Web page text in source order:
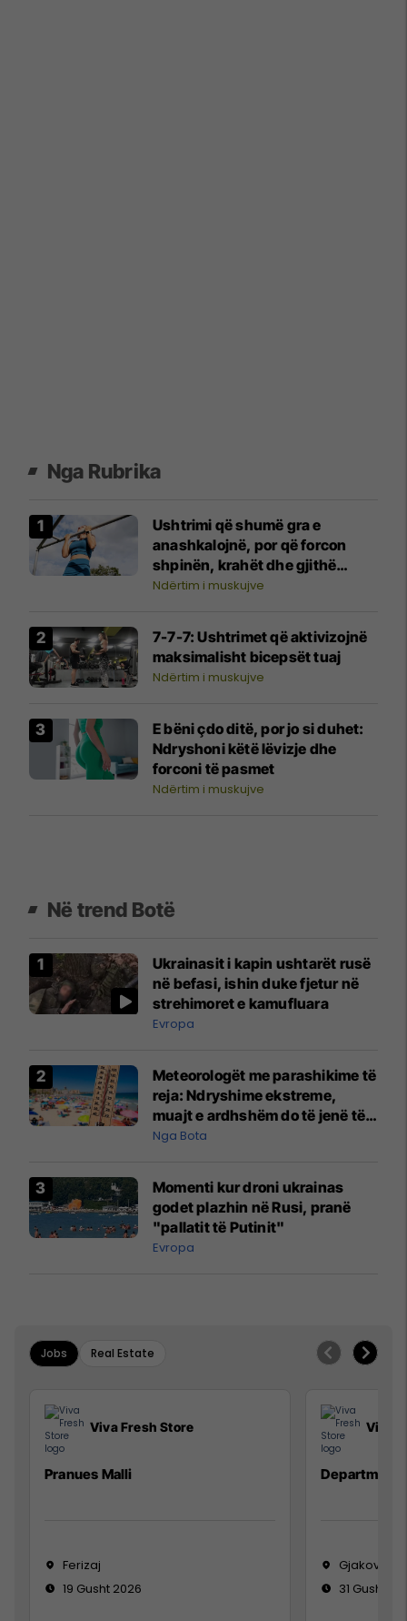
Nga Rubrika
Ushtrimi që shumë gra e
anashkalojnë, por që forcon
shpinën, krahët dhe gjithë
trupin
Ndërtim i muskujve
7-7-7: Ushtrimet që aktivizojnë
maksimalisht bicepsët tuaj
Ndërtim i muskujve
E bëni çdo ditë, por jo si duhet:
Ndryshoni këtë lëvizje dhe
forconi të pasmet
Ndërtim i muskujve
Në trend Botë
Ukrainasit i kapin ushtarët rusë
në befasi, ishin duke fjetur në
strehimoret e kamufluara
Evropa
Meteorologët me parashikime të
reja: Ndryshime ekstreme,
muajt e ardhshëm do të jenë të
pazakontë
Nga Bota
Momenti kur droni ukrainas
godet plazhin në Rusi, pranë
"pallatit të Putinit"
Evropa
Jobs Real Estate
Viva Fresh Store
Pranues Malli
Ferizaj
19 Gusht 2026
Viva
Department
Gjakovë
31 Gusht